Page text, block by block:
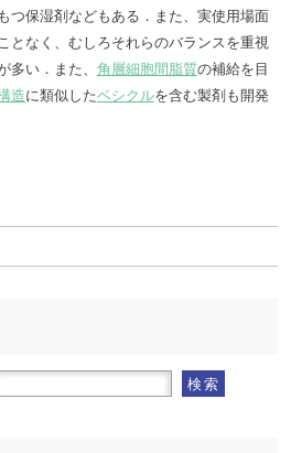
つ保湿剤などもある．また、実使用場面
となく、むしろそれらのバランスを重視
多い．また、 角層細胞間脂質の補給を目
造に類似したベシクルを含む製剤も開発
検索